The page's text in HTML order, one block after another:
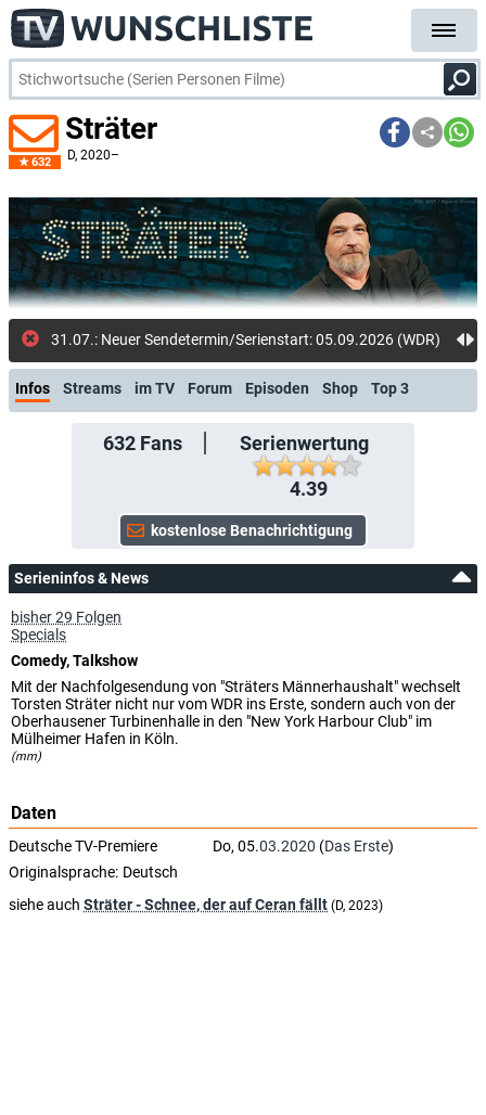
632
Sträter
D, 2020–
31.07.: Neuer Sendetermin/Serienstart: 05.09.2026 (WDR)
Infos Streams im TV Forum Episoden Shop Top 3
632Fans
Serienwertung
4.39
Serieninfos & News
bisher 29 Folgen
Specials
Comedy, Talkshow
Mit der Nachfolgesendung von "Sträters Männerhaushalt" wechselt
Torsten Sträter nicht nur vom WDR ins Erste, sondern auch von der
Oberhausener Turbinenhalle in den "New York Harbour Club" im
Mülheimer Hafen in Köln.
(mm)
Daten
Deutsche TV-Premiere Do, 05.03.2020 (Das Erste)
Originalsprache: Deutsch
siehe auch Sträter - Schnee, der auf Ceran fällt (D, 2023)